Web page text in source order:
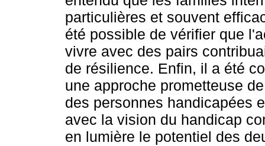
particulières et souvent
été possible de vérifier que
vivre avec des pairs
de résilience. Enfin, il a été
une approche prometteuse
des personnes handicapées
avec la vision du handicap
en lumière le potentiel des